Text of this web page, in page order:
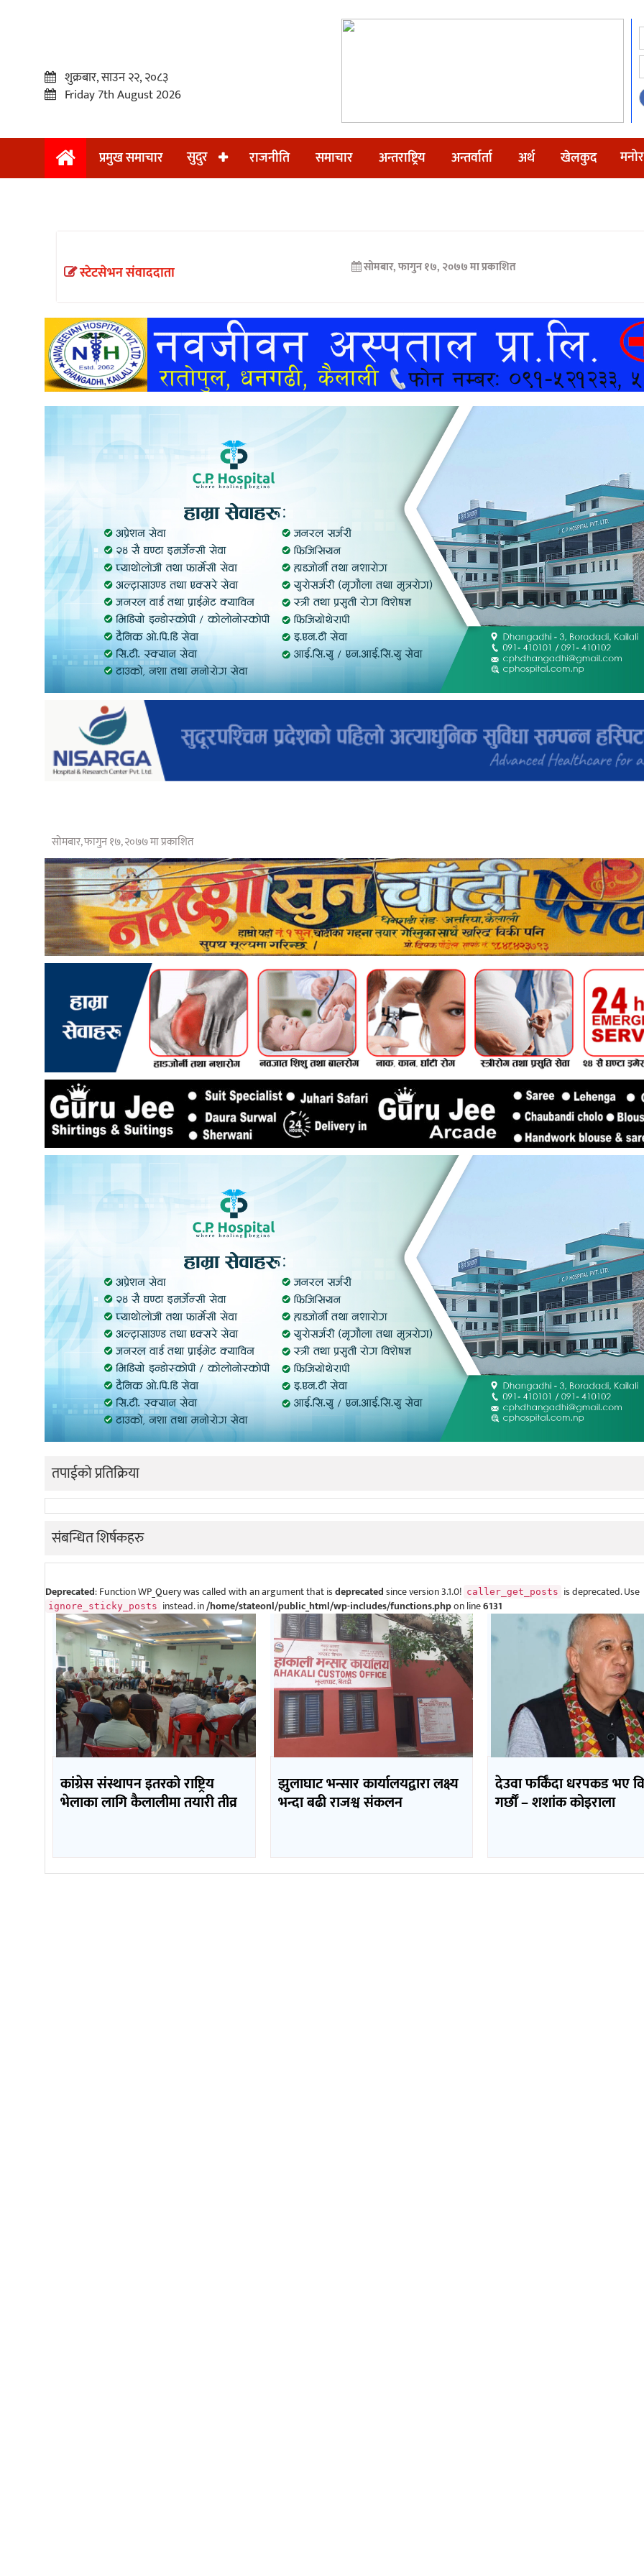
प्रमुख
अन्तराष्ट्रिय
अन्तर्वार्ता
खेलकुद
शुक्रबार, साउन २२, २०८३
Friday 7th August 2026
प्रमुख समाचार सुदुर राजनीति समाचार अन्तराष्ट्रिय अन्तर्वार्ता अर्थ खेलकुद
स्टेटसेभन संवाददाता सोमबार, फागुन १७, २०७७ मा प्रकाशित
सोमबार, फागुन १७, २०७७ मा प्रकाशित
तपाईको प्रतिक्रिया
संबन्धित शिर्षकहरु
Deprecated: Function WP_Query was called with an argument that isdeprecatedsince version 3.1.0! caller_get_posts is deprecated. Use
ignore_sticky_posts instead. in/home/stateonl/public_html/wp-includes/functions.phpon line6131
कांग्रेस संस्थापन इतरको राष्ट्रिय
भेलाका लागि कैलालीमा तयारी तीव्र
झुलाघाट भन्सार कार्यालयद्वारा लक्ष्य
भन्दा बढी राजश्व संकलन
देउवा फर्किँदा धरपकड भए
गर्छौँं – शशांक कोइराला